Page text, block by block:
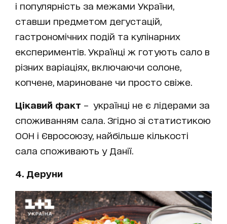
і популярність за межами України,
ставши предметом дегустацій,
гастрономічних подій та кулінарних
експериментів. Українці ж готують сало в
різних варіаціях, включаючи солоне,
копчене, мариноване чи просто свіже.
Цікавий факт – українці не є лідерами за
споживанням сала. Згідно зі статистикою
ООН і Євросоюзу, найбільше кількості
сала споживають у Данії.
4. Деруни